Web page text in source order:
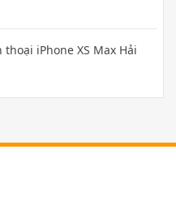
iPhone XS Max Hải